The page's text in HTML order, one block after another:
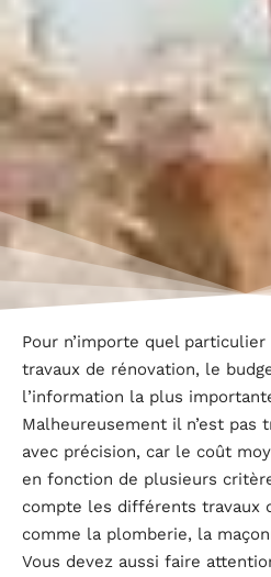
Pour n’importe quel
travaux de rénovation, le
l’information la plus
Malheureusement il n’est pas
avec précision, car le coût
en fonction de plusieurs
compte les différents travaux
comme la plomberie, la
Vous devez aussi faire